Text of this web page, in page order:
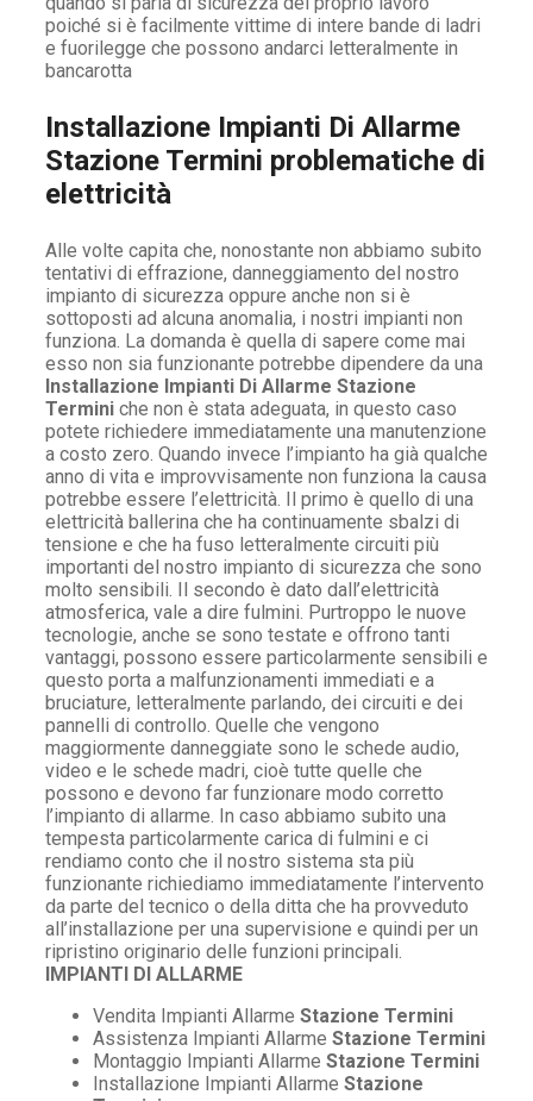
poiché si è facilmente vittime di intere bande di ladri
e fuorilegge che possono andarci letteralmente in
bancarotta
Installazione Impianti Di Allarme
Stazione Termini problematiche di
elettricità
Alle volte capita che, nonostante non abbiamo subito
tentativi di effrazione, danneggiamento del nostro
impianto di sicurezza oppure anche non si è
sottoposti ad alcuna anomalia, i nostri impianti non
funziona. La domanda è quella di sapere come mai
esso non sia funzionante potrebbe dipendere da una
Installazione Impianti Di Allarme Stazione
Termini che non è stata adeguata, in questo caso
potete richiedere immediatamente una manutenzione
a costo zero. Quando invece l’impianto ha già qualche
anno di vita e improvvisamente non funziona la causa
potrebbe essere l’elettricità. Il primo è quello di una
elettricità ballerina che ha continuamente sbalzi di
tensione e che ha fuso letteralmente circuiti più
importanti del nostro impianto di sicurezza che sono
molto sensibili. Il secondo è dato dall’elettricità
atmosferica, vale a dire fulmini. Purtroppo le nuove
tecnologie, anche se sono testate e offrono tanti
vantaggi, possono essere particolarmente sensibili e
questo porta a malfunzionamenti immediati e a
bruciature, letteralmente parlando, dei circuiti e dei
pannelli di controllo. Quelle che vengono
maggiormente danneggiate sono le schede audio,
video e le schede madri, cioè tutte quelle che
possono e devono far funzionare modo corretto
l’impianto di allarme. In caso abbiamo subito una
tempesta particolarmente carica di fulmini e ci
rendiamo conto che il nostro sistema sta più
funzionante richiediamo immediatamente l’intervento
da parte del tecnico o della ditta che ha provveduto
all’installazione per una supervisione e quindi per un
ripristino originario delle funzioni principali.
IMPIANTI DI ALLARME
Vendita Impianti Allarme Stazione Termini
Assistenza Impianti Allarme Stazione Termini
Montaggio Impianti Allarme Stazione Termini
Installazione Impianti Allarme Stazione